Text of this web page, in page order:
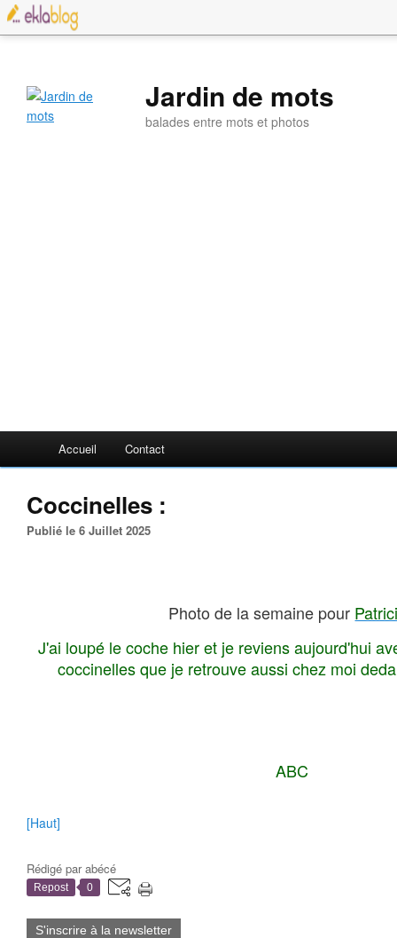
Jardin de mots
balades entre mots et photos
Accueil Contact
Coccinelles :
Publié le 6 Juillet 2025
Photo de la semaine pour
J'ai loupé le coche hier et je reviens aujourd'hui
coccinelles que je retrouve aussi chez moi
ABC
[Haut]
Rédigé parabécé
Repost 0
S'inscrire à la newsletter